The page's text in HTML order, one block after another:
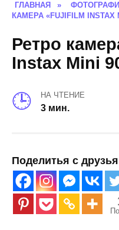
ГЛАВНАЯ »
КАМЕРА «FUJIFILM INSTAX
Ретро
Instax Mini
НА ЧТЕНИЕ
3 мин.
Поделитья с